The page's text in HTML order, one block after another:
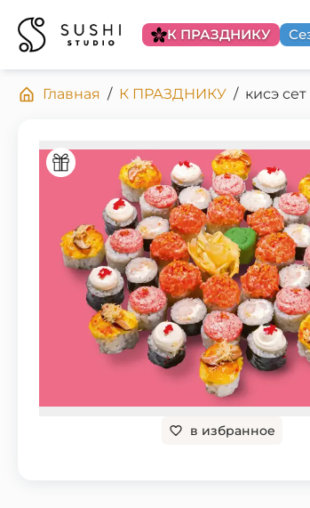
К ПРАЗДНИКУ
Главная / К ПРАЗДНИКУ / кисэ сет
в избранное